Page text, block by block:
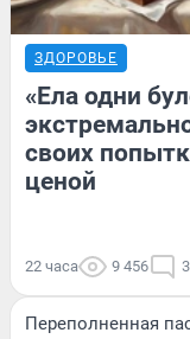
ЗДОРОВЬЕ
«Ела одни
своих
ценой
22 часа 9 456
Переполненная